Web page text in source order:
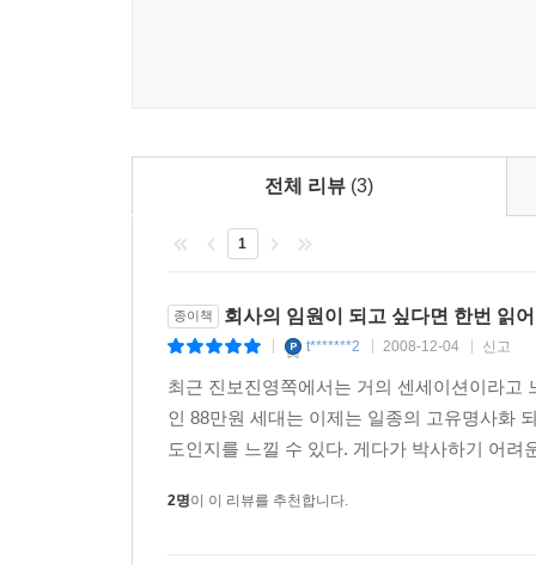
조직론이 제시하는 위기 극복을 위한 키워드 5가지
그렇다면 한국 기업조직이 빠져 있는 가장 큰 함
한국 기업이 위기를 타파하기 위해 극복해내야 할
첫째, 캐비아 자본주의의 문제를 해결해야 한다.
캐비아란 쉽게 말해 경제행위를 하는 개인들이
직결되기 때문이다. 기업조직은 구성원의 임금
있는 일부만 조직 내부에 남기고 나머지는 전부
경쟁에서 버텨나갈 수 없다.
전체 리뷰 (3)
1
종이책 회사의 임원이 되고 싶다면 한번 읽
t*******2 2008-12-04 신고
최근 진보진영쪽에서는 거의 센세이션이라고
인 88만원 세대는 이제는 일종의 고유명사화
도인지를 느낄 수 있다. 게다가 박사하기 어
2명이 이 리뷰를 추천합니다.